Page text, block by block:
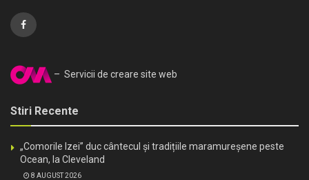
– Servicii de creare site web
Stiri Recente
„Comorile Izei” duc cântecul și tradițiile maramureșene peste
Ocean, la Cleveland
8 AUGUST 2026